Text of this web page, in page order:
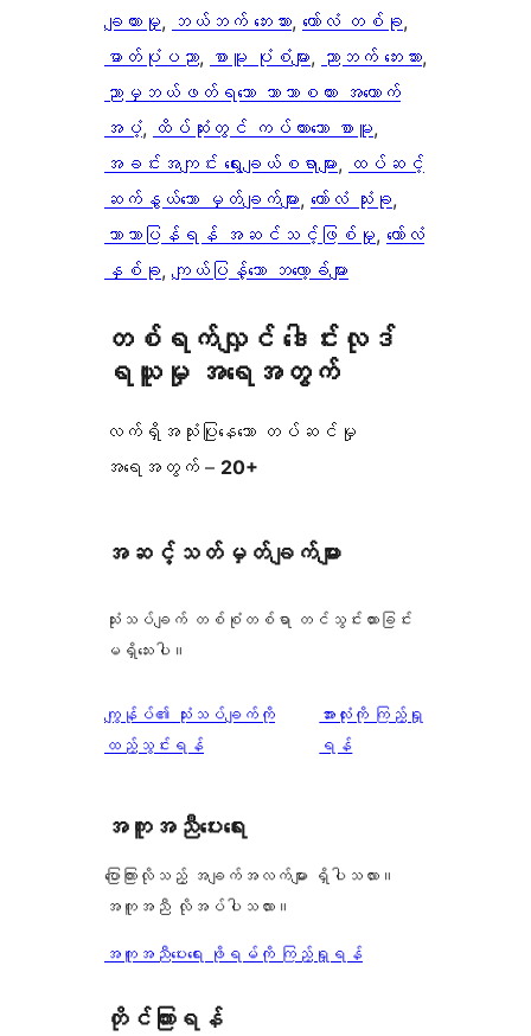
ချထားမှု, ဘယ်ဘက် ဘေးဘား, ကော်လံ တစ်ခု
ဓာတ်ပုံပညာ, စာမူ ပုံစံများ, ညာဘက် ဘေးဘား
ညာမှဘယ်ဖတ်ရသော ဘာသာစကား အထောက်
အပံ့, ထိပ်ဆုံးတွင် ကပ်ထားသော စာမူ
အခင်းအကျင်း ရွေးချယ်စရာများ, ထပ်ဆင့်
ဆက်နွယ်သော မှတ်ချက်များ, ကော်လံ သုံးခု
ဘာသာပြန်ရန် အဆင်သင့်ဖြစ်မှု, ကော်လံ
နှစ်ခု, ကျယ်ပြန့်သော ဘလော့ခ်များ
တစ်ရက်လျှင် ဒေါင်းလုဒ်
ရယူမှု အရေအတွက်
လက်ရှိအသုံးပြုနေသော တပ်ဆင်မှု
အရေအတွက် – 20+
အဆင့်သတ်မှတ်ချက်များ
သုံးသပ်ချက် တစ်စုံတစ်ရာ တင်သွင်းထားခြင်း
မရှိသေးပါ။
ကျွန်ုပ်၏ သုံးသပ်ချက်ကို
ထည့်သွင်းရန်
သုံးသပ်
ချက်
အားလုံးကို ကြည့်ရှု
ရန်
အကူအညီပေးရေး
ပြောကြားလိုသည့် အချက်အလက်များ ရှိပါသလား။
အကူအညီ လိုအပ်ပါသလား။
အကူအညီပေးရေး ဖိုရမ်ကို ကြည့်ရှုရန်
တိုင်ကြားရန်